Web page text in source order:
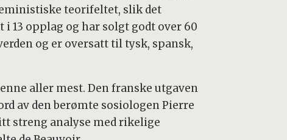
teorifeltet, slik det
opplag og har solgt godt over 60
og er oversatt til tysk, spansk,
aller mest. Den franske utgaven
av den berømte sosiologen Pierre
streng analyse med rikelige